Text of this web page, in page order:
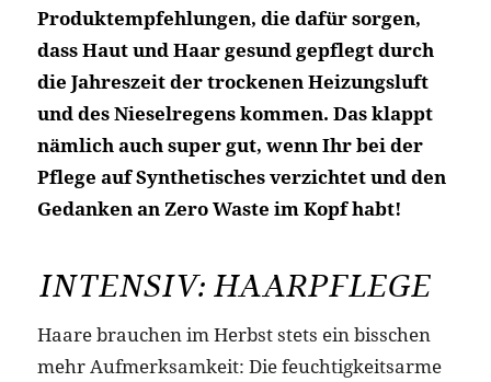
Produktempfehlungen, die dafür sorgen,
dass Haut und Haar gesund gepflegt durch
die Jahreszeit der trockenen Heizungsluft
und des Nieselregens kommen. Das klappt
nämlich auch super gut, wenn Ihr bei der
Pflege auf Synthetisches verzichtet und den
Gedanken an Zero Waste im Kopf habt!
INTENSIV: HAARPFLEGE
Haare brauchen im Herbst stets ein bisschen
mehr Aufmerksamkeit: Die feuchtigkeitsarme